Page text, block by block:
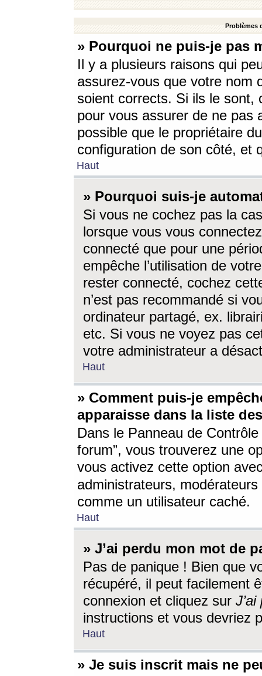
Problèmes
» Pourquoi ne puis-je pas
Il y a plusieurs raisons qui
assurez-vous que votre nom
soient corrects. Si ils le sont,
pour vous assurer de ne pas
possible que le propriétaire
configuration de son côté, et
Haut
» Pourquoi suis-je
Si vous ne cochez pas la
lorsque vous vous
connecté que pour une
empêche l’utilisation de
rester connecté, cochez
n’est pas recommandé si
ordinateur partagé, ex.
etc. Si vous ne voyez pas
votre administrateur a
Haut
» Comment puis-je
apparaisse dans la liste
Dans le Panneau de
forum”, vous trouverez une
vous activez cette option
administrateurs,
comme un utilisateur caché.
Haut
» J’ai perdu mon mot de
Pas de panique ! Bien que
récupéré, il peut facilement
connexion et cliquez sur
instructions et vous devriez
Haut
» Je suis inscrit mais ne